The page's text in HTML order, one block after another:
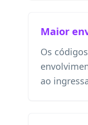
Maior
Os
ao